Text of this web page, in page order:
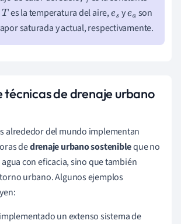
T es la temperatura del aire,esyeason
saturada y actual, respectivamente.
técnicas de drenaje urbano
alrededor del mundo implementan
dedrenaje urbano sostenibleque no
con eficacia, sino que también
urbano. Algunos ejemplos
un extenso sistema de